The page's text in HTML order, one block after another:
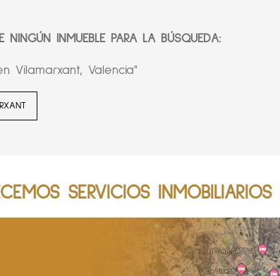
INMUEBLE PARA LA BÚSQUEDA:
Vilamarxant, Valencia"
SERVICIOS